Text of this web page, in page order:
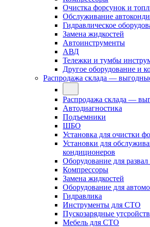
Очистка форсунок и
Обслуживание
Гидравлическое
Замена жидкостей
Автоинструменты
АВД
Тележки и тумбы
Другое оборудование и
Распродажа склада —
Распродажа склада —
Автодиагностика
Подъемники
ШБО
Установка для очистки
Установки для
кондиционеров
Оборудование для
Компрессоры
Замена жидкостей
Оборудование для
Гидравлика
Инструменты для СТО
Пускозарядные
Мебель для СТО